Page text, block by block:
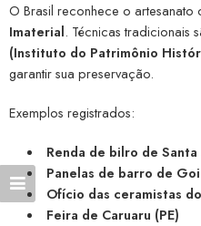
O Brasil reconhece o artesanato
Imaterial. Técnicas tradicionais
(Instituto do Patrimônio
garantir sua preservação.
Exemplos registrados:
Renda de bilro de Santa
Panelas de barro de
Ofício das ceramistas
Feira de Caruaru (PE)